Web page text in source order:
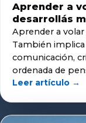
Aprender a
desarrollás
Aprender a
También
comunicación,
ordenada de
Leer artículo →